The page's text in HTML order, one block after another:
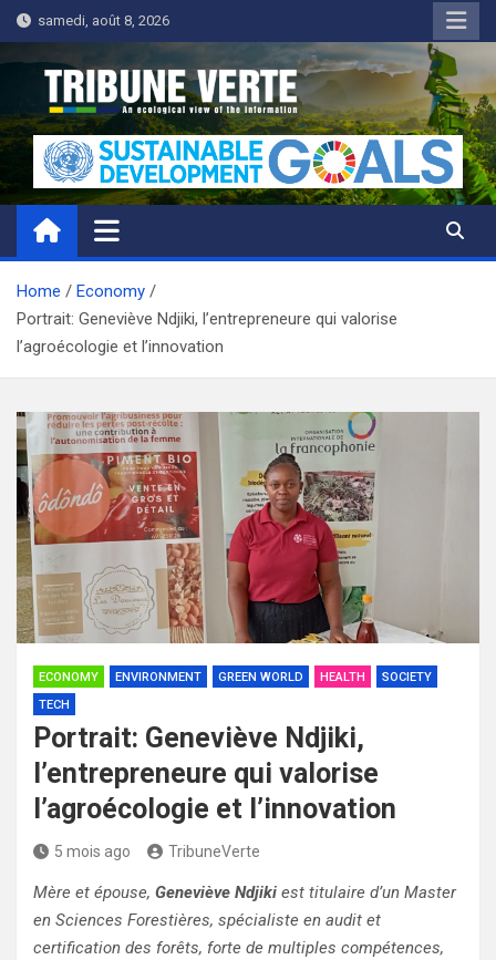
Skip
to
content
samedi, août 8, 2026
Tribune Verte
Un regard écologique de l'information
Home
Economy
Portrait: Geneviève Ndjiki, l’entrepreneure qui valorise
l’agroécologie et l’innovation
ECONOMY ENVIRONMENT GREEN WORLD HEALTH
SOCIETY
TECH
Portrait: Geneviève Ndjiki,
l’entrepreneure qui valorise
l’agroécologie et l’innovation
5 mois ago TribuneVerte
Mère et épouse, Geneviève Ndjiki est titulaire d’un Master
en Sciences Forestières, spécialiste en audit et
certification des forêts, forte de multiples compétences,